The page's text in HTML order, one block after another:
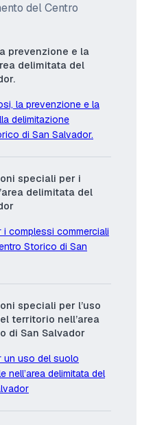
del Centro
prevenzione e la
delimitata del
la prevenzione e la
delimitazione
di San Salvador.
speciali per i
delimitata del
complessi commerciali
Storico di San
speciali per l’uso
territorio nell’area
di San Salvador
un uso del suolo
nell’area delimitata del